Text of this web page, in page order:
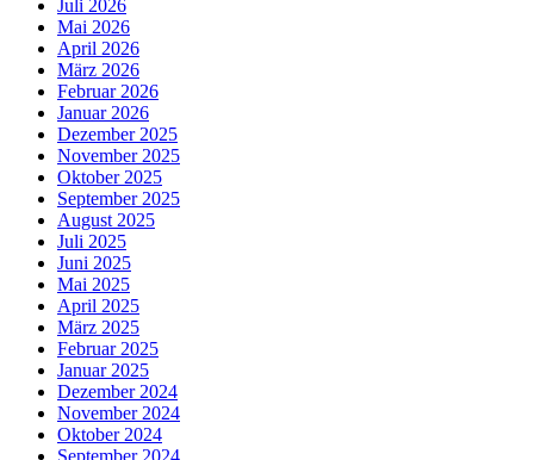
Juli 2026
Mai 2026
April 2026
März 2026
Februar 2026
Januar 2026
Dezember 2025
November 2025
Oktober 2025
September 2025
August 2025
Juli 2025
Juni 2025
Mai 2025
April 2025
März 2025
Februar 2025
Januar 2025
Dezember 2024
November 2024
Oktober 2024
September 2024